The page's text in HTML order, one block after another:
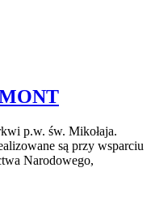
p.w. św. Mikołaja.
są przy wsparciu
Narodowego,